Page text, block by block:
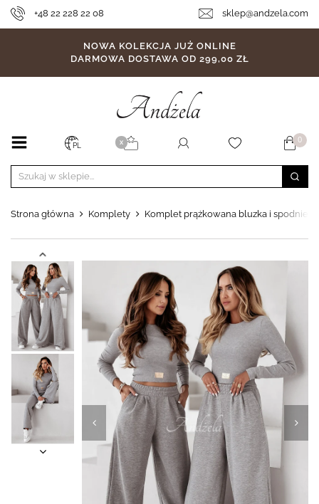
+48 22 228 22 08 sklep@andzela.com
NOWA KOLEKCJA JUŻ ONLINE
DARMOWA DOSTAWA OD 299,00 ZŁ
PL X 0
Strona główna Komplety Komplet prążkowana bluzka i spodnie